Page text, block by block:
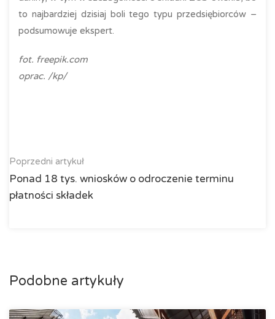
to najbardziej dzisiaj boli tego typu przedsiębiorców –
podsumowuje ekspert.
fot. freepik.com
oprac. /kp/
Poprzedni artykuł
Ponad 18 tys. wniosków o odroczenie terminu
płatności składek
Podobne artykuły